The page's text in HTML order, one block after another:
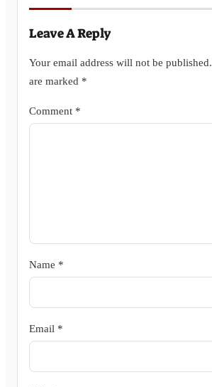
Leave A Reply
Your email address will not be published.
are marked *
Comment *
Name *
Email *